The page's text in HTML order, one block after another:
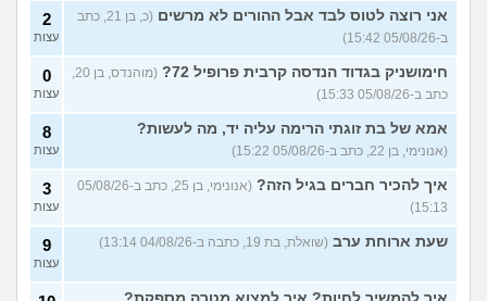
עם מי אנשים מתייעצים כל
5
עצות
ורוצה לחזור לזה! (זלדוס, בן 22) עצות
בודדה מאוד בלי חברים כבר 5
שנים ולא יודעת איפה להכיר
(עדן, בת 23)
5
עצות
עוד שאלות חדשות במדור
אני רוצה לטוס לבד אבל ההורים לא מרשים
(כ, בן 21, כתב
ב-05/08/26 15:42)
2
עצות
חימושניק בגדוד הנדסה קרבית פרופיל 72?
(מוהנדס, בן 20,
כתב ב-05/08/26 15:33)
0
עצות
אמא של בת זוגתי הרימה עליה יד, מה לעשות?
(אנונימי, בן 22, כתב ב-05/08/26 15:22)
8
עצות
איך להכיר חברים בגיל הזה?
(אנונימי, בן 25, כתב ב-05/08/26
15:13)
3
עצות
שעת ארוחת ערב (שואלת, בת 19, כתבה ב-04/08/26 13:14) 9
עצות